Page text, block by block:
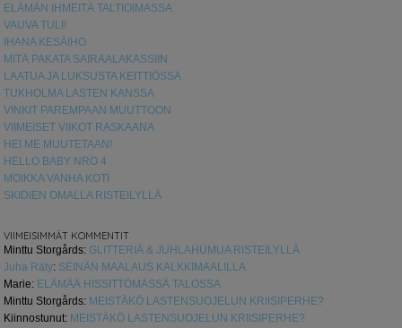
ELÄMÄN IHMEITÄ TALTIOIMASSA
VAUVA TULI!
IHANA KESÄIHO
MITÄ PAKATA SAIRAALAKASSIIN
LAATUA JA LUKSUSTA KEITTIÖSSÄ
TUKHOLMA LASTEN KANSSA
VINKIT PAREMPAAN MUUTTOON
VIIMEISET VIIKOT RASKAANA
HEI ME MUUTETAAN!
HELLO BABY NRO 4
MOIKKA VANHA KOTI
SKIDIEN OMALLA RISTEILYLLÄ
VIIMEISIMMÄT KOMMENTIT
Minttu Storgårds: GLITTERIÄ & JUHLAHUMUA RISTEILYLLÄ
Juha Räty: SEINÄN MAALAUS KALKKIMAALILLA
Marie: ELÄMÄÄ HISSITTÖMÄSSÄ TALOSSA
Minttu Storgårds: MEISTÄKÖ LASTENSUOJELUN KRIISIPERHE?
Kiinnostunut: MEISTÄKÖ LASTENSUOJELUN KRIISIPERHE?